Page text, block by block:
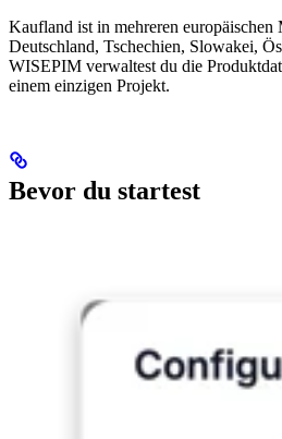
Kaufland ist in mehreren europäischen
Deutschland, Tschechien, Slowakei,
WISEPIM verwaltest du die
einem einzigen Projekt.
Bevor du startest